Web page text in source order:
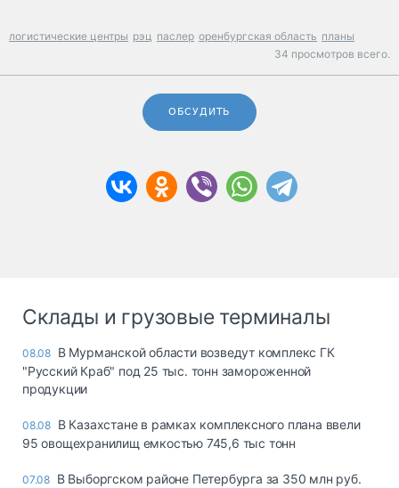
логистические центры рэц паслер оренбургская область планы
34 просмотров всего.
ОБСУДИТЬ
Склады и грузовые терминалы
08.08 В Мурманской области возведут комплекс ГК
"Русский Краб" под 25 тыс. тонн замороженной
продукции
08.08 В Казахстане в рамках комплексного плана ввели
95 овощехранилищ емкостью 745,6 тыс тонн
07.08 В Выборгском районе Петербурга за 350 млн руб.